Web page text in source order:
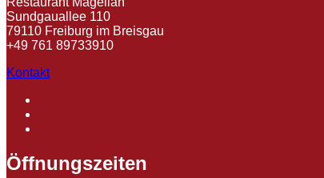
Sundgauallee 110
79110 Freiburg im Breisgau
+49 761 89733910
Kontakt
Öffnungszeiten